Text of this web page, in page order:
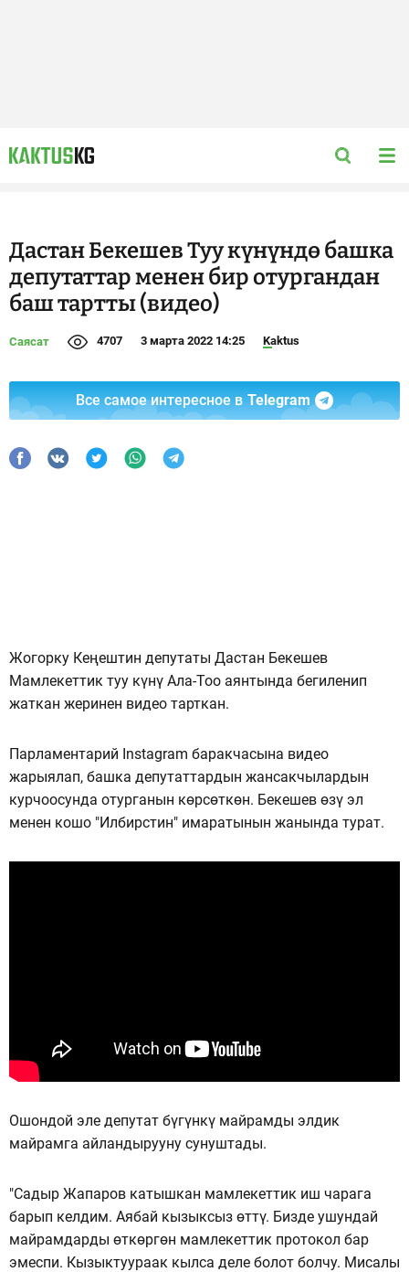
Дастан Бекешев Туу күнүндө башка
депутаттар менен бир отургандан
баш тартты (видео)
Саясат 4707 3 марта 2022 14:25 Kaktus
Все самое интересное в Telegram
Жогорку Кеңештин депутаты Дастан Бекешев
Мамлекеттик туу күнү Ала-Тоо аянтында бегиленип
жаткан жеринен видео тарткан.
Парламентарий Instagram баракчасына видео
жарыялап, башка депутаттардын жансакчылардын
курчоосунда отурганын көрсөткөн. Бекешев өзү эл
менен кошо "Илбирстин" имаратынын жанында турат.
Ошондой эле депутат бүгүнкү майрамды элдик
майрамга айландырууну сунуштады.
"Садыр Жапаров катышкан мамлекеттик иш чарага
барып келдим. Аябай кызыксыз өттү. Бизде ушундай
майрамдарды өткөргөн мамлекеттик протокол бар
эмеспи. Кызыктуураак кылса деле болот болчу. Мисалы